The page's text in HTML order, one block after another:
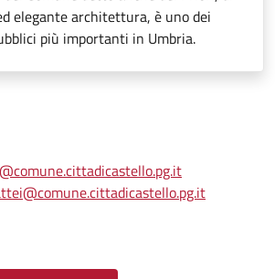
elegante architettura, è uno dei
più importanti in Umbria.